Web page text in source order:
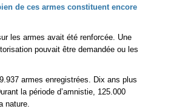
de ces armes constituent encore
les armes avait été renforcée. Une
pouvait être demandée ou les
armes enregistrées. Dix ans plus
la période d’amnistie, 125.000
nature.